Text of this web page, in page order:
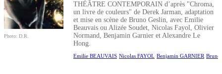
Photo: D.R.
THÉÂTRE CONTEMPORAIN d’après "Chroma,
un livre de couleurs" de Derek Jarman, adaptation
et mise en scène de Bruno Geslin, avec Emilie
Beauvais ou Alizée Soudet, Nicolas Fayol, Olivier
Normand, Benjamin Garnier et Alexandre Le
Hong.
Emilie BEAUVAIS Nicolas FAYOL Benjamin GARNIER Bruno